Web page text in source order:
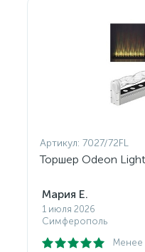
Артикул: 7027/72FL
Торшер Odeon
Мария Е.
1 июля 2026
Симферополь
Менее